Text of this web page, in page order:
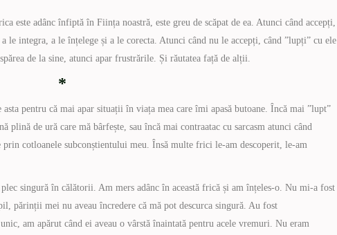
este adânc înfiptă în Ființa noastră, este greu de scăpat de ea. Atunci când accepți,
le integra, a le înțelege și a le corecta. Atunci când nu le accepți, când ”lupți” cu ele
de la sine, atunci apar frustrările. Și răutatea față de alții.
*
pentru că mai apar situații în viața mea care îmi apasă butoane. Încă mai ”lupt”
plină de ură care mă bârfește, sau încă mai contraatac cu sarcasm atunci când
cotloanele subconștientului meu. Însă multe frici le-am descoperit, le-am
singură în călătorii. Am mers adânc în această frică și am înțeles-o. Nu mi-a fost
părinții mei nu aveau încredere că mă pot descurca singură. Au fost
am apărut când ei aveau o vârstă înaintată pentru acele vremuri. Nu eram